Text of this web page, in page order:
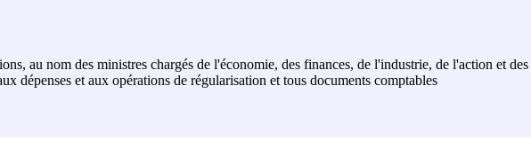
au nom des ministres chargés de l'économie, des finances, de l'industrie, de l'action et
dépenses et aux opérations de régularisation et tous documents comptables